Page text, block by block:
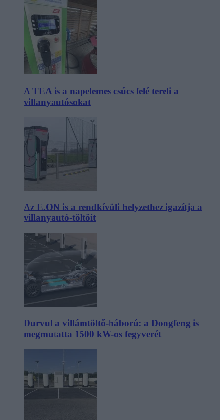
A TEA is a napelemes csúcs felé tereli a
villanyautósokat
Az E.ON is a rendkívüli helyzethez igazítja a
villanyautó-töltőit
Durvul a villámtöltő-háború: a Dongfeng is
megmutatta 1500 kW-os fegyverét